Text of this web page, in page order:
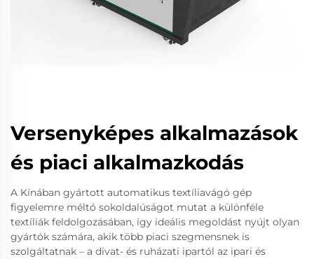
Versenyképes alkalmazások
és piaci alkalmazkodás
A Kínában gyártott automatikus textíliavágó gép
figyelemre méltó sokoldalúságot mutat a különféle
textíliák feldolgozásában, így ideális megoldást nyújt olyan
gyártók számára, akik több piaci szegmensnek is
szolgáltatnak – a divat- és ruházati ipartól az ipari és